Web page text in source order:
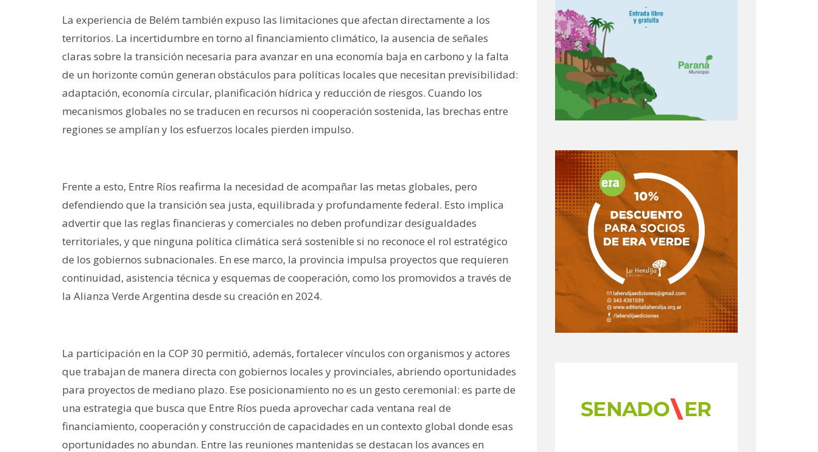
La experiencia de Belém también expuso las limitaciones que afectan directamente a los
territorios. La incertidumbre en torno al financiamiento climático, la ausencia de señales
claras sobre la transición necesaria para avanzar en una economía baja en carbono y la falta
de un horizonte común generan obstáculos para políticas locales que necesitan previsibilidad:
adaptación, economía circular, planificación hídrica y reducción de riesgos. Cuando los
mecanismos globales no se traducen en recursos ni cooperación sostenida, las brechas entre
regiones se amplían y los esfuerzos locales pierden impulso.
Frente a esto, Entre Ríos reafirma la necesidad de acompañar las metas globales, pero
defendiendo que la transición sea justa, equilibrada y profundamente federal. Esto implica
advertir que las reglas financieras y comerciales no deben profundizar desigualdades
territoriales, y que ninguna política climática será sostenible si no reconoce el rol estratégico
de los gobiernos subnacionales. En ese marco, la provincia impulsa proyectos que requieren
continuidad, asistencia técnica y esquemas de cooperación, como los promovidos a través de
la Alianza Verde Argentina desde su creación en 2024.
La participación en la COP 30 permitió, además, fortalecer vínculos con organismos y actores
que trabajan de manera directa con gobiernos locales y provinciales, abriendo oportunidades
para proyectos de mediano plazo. Ese posicionamiento no es un gesto ceremonial: es parte de
una estrategia que busca que Entre Ríos pueda aprovechar cada ventana real de
financiamiento, cooperación y construcción de capacidades en un contexto global donde esas
oportunidades no abundan. Entre las reuniones mantenidas se destacan los avances en